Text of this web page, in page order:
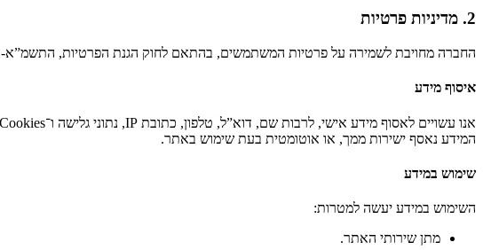
2. מדיניות פרטיות
החברה מחויבת לשמירה על פרטיות המשתמשים, בהתאם לחוק הגנת הפרטיות, התשמ”א-1981 ולתיקון מס’ 13 (2025).
איסוף מידע
אנו עשויים לאסוף מידע אישי, לרבות שם, דוא”ל, טלפון, כתובת IP, נתוני גלישה ו־Cookies.
המידע נאסף ישירות ממך, או אוטומטית בעת שימוש באתר.
שימוש במידע
השימוש במידע יעשה למטרות:
מתן שירותי האתר.